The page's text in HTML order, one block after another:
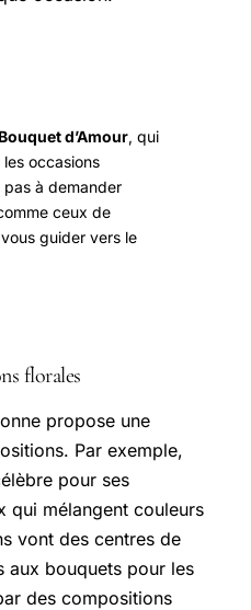
Bouquet d’Amour, qui
occasions
pas à demander
ceux de
guider vers le
florales
propose une
Par exemple,
pour ses
qui mélangent couleurs
vont des centres de
aux bouquets pour les
des compositions